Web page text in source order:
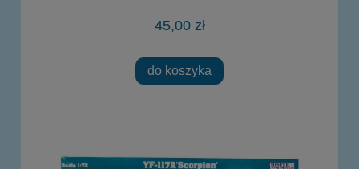
45,00 zł
do koszyka